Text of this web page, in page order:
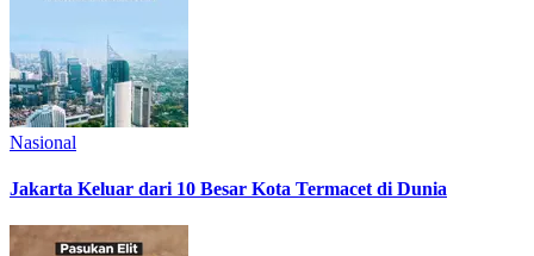
Nasional
Jakarta Keluar dari 10 Besar Kota Termacet di Dunia